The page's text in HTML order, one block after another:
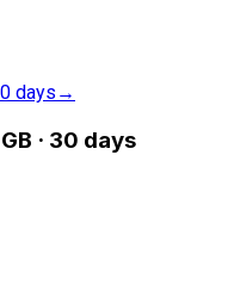
days →
· 30 days